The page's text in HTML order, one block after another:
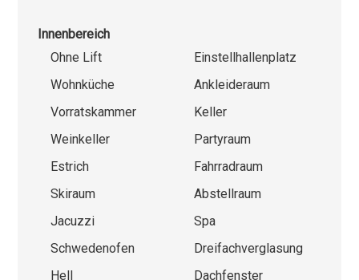
Innenbereich
Ohne Lift
Einstellhallenplatz
Wohnküche
Ankleideraum
Vorratskammer
Keller
Weinkeller
Partyraum
Estrich
Fahrradraum
Skiraum
Abstellraum
Jacuzzi
Spa
Schwedenofen
Dreifachverglasung
Hell
Dachfenster